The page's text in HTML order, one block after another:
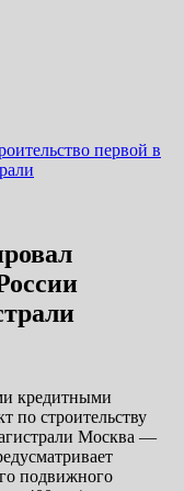
первой в
кредитными
по строительству
Москва —
подвижного